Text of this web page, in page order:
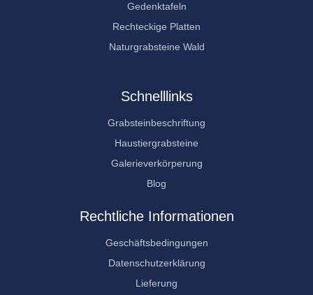
Gedenktafeln
Rechteckige Platten
Naturgrabsteine Wald
Schnelllinks
Grabsteinbeschriftung
Haustiergrabsteine
Galerieverkörperung
Blog
Rechtliche Informationen
Geschäftsbedingungen
Datenschutzerklärung
Lieferung